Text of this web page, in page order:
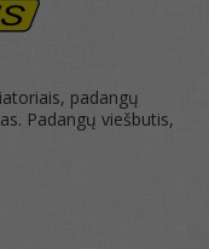
padangų
Padangų viešbutis,